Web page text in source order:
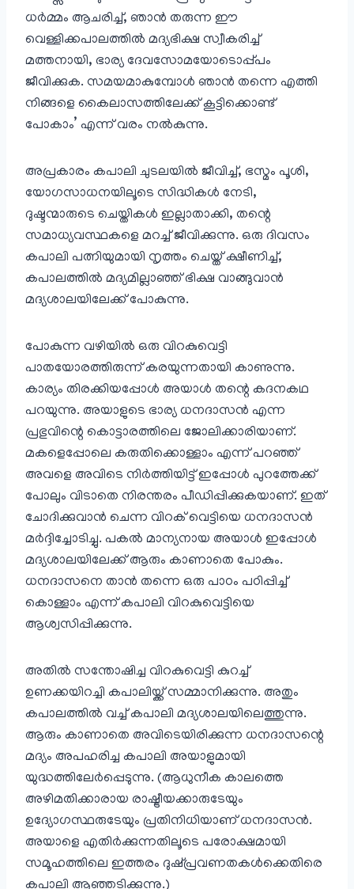
ധര്‍മ്മം ആചരിച്ച്, ഞാന്‍ തരുന്ന ഈ
വെള്ളിക്കപാലത്തില്‍ മദ്യഭിക്ഷ സ്വീകരിച്ച്
മത്തനായി, ഭാര്യ ദേവസോമയോടൊപ്പ്പം
ജീവിക്കുക. സമയമാകുമ്പോള്‍ ഞാന്‍ തന്നെ എത്തി
നിങ്ങളെ കൈലാസത്തിലേക്ക് കൂട്ടിക്കൊണ്ട്
പോകാം’ എന്ന് വരം നല്‍കുന്നു.
അപ്രകാരം കപാലി ചുടലയില്‍ ജീവിച്ച്, ഭസ്മം പൂശി,
യോഗസാധനയിലൂടെ സിദ്ധികള്‍ നേടി,
ദുഷ്ടന്മാരുടെ ചെയ്തികള്‍ ഇല്ലാതാക്കി, തന്റെ
സമാധ്യവസ്ഥകളെ മറച്ച് ജീവിക്കുന്നു. ഒരു ദിവസം
കപാലി പത്നിയുമായി നൃത്തം ചെയ്ത് ക്ഷീണിച്ച്,
കപാലത്തില്‍ മദ്യമില്ലാഞ്ഞ് ഭിക്ഷ വാങ്ങുവാന്‍
മദ്യശാലയിലേക്ക് പോകുന്നു.
പോകുന്ന വഴിയില്‍ ഒരു വിറകുവെട്ടി
പാതയോരത്തിരുന്ന് കരയുന്നതായി കാണുന്നു.
കാര്യം തിരക്കിയപ്പോള്‍ അയാള്‍ തന്റെ കദനകഥ
പറയുന്നു. അയാളുടെ ഭാര്യ ധനദാസന്‍ എന്ന
പ്രഭുവിന്റെ കൊട്ടാരത്തിലെ ജോലിക്കാരിയാണ്.
മകളെപ്പോലെ കരുതിക്കൊള്ളാം എന്ന് പറഞ്ഞ്
അവളെ അവിടെ നിര്‍ത്തിയിട്ട് ഇപ്പോള്‍ പുറത്തേക്ക്
പോലും വിടാതെ നിരന്തരം പീഡിപ്പിക്കുകയാണ്. ഇത്
ചോദിക്കുവാന്‍ ചെന്ന വിറക് വെട്ടിയെ ധനദാസന്‍
മര്‍ദ്ദിച്ചോടിച്ചു. പകല്‍ മാന്യനായ അയാള്‍ ഇപ്പോള്‍
മദ്യശാലയിലേക്ക് ആരും കാണാതെ പോകും.
ധനദാസനെ താന്‍ തന്നെ ഒരു പാഠം പഠിപ്പിച്ച്
കൊള്ളാം എന്ന് കപാലി വിറകുവെട്ടിയെ
ആശ്വസിപ്പിക്കുന്നു.
അതില്‍ സന്തോഷിച്ച വിറകുവെട്ടി കുറച്ച്
ഉണക്കയിറച്ചി കപാലിയ്ക്ക് സമ്മാനിക്കുന്നു. അതും
കപാലത്തില്‍ വച്ച് കപാലി മദ്യശാലയിലെത്തുന്നു.
ആരും കാണാതെ അവിടെയിരിക്കുന്ന ധനദാസന്റെ
മദ്യം അപഹരിച്ച കപാലി അയാളുമായി
യുദ്ധത്തിലേര്‍പ്പെടുന്നു. (ആധുനീക കാലത്തെ
അഴിമതിക്കാരായ രാഷ്ട്രീയക്കാരുടേയും
ഉദ്യോഗസ്ഥരുടേയും പ്രതിനിധിയാണ് ധനദാസന്‍.
അയാളെ എതിര്‍ക്കുന്നതിലൂടെ പരോക്ഷമായി
സമൂഹത്തിലെ ഇത്തരം ദുഷ്പ്രവണതകള്‍ക്കെതിരെ
കപാലി ആഞ്ഞടിക്കുന്നു.)